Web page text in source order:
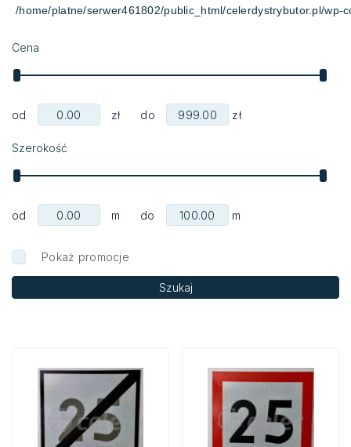
Cena
od zł do zł
Szerokość
od m do m
Pokaż promocje
Szukaj
/home/platne/serwer461802/public_html/celerdystrybutor.pl/